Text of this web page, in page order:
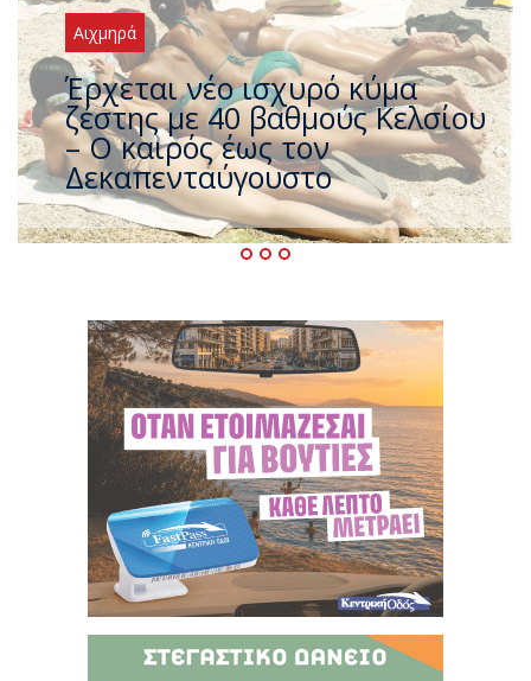
Αιχμηρά
Άφαντος ο Τσίπρας… την ώρα
που η χώρα καίγεται